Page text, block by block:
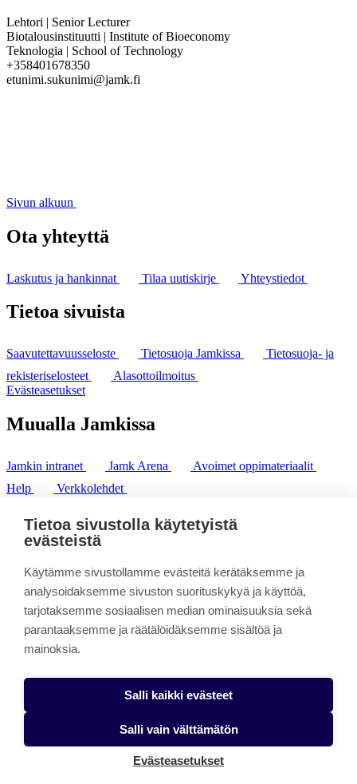
Lehtori | Senior Lecturer
Biotalousinstituutti | Institute of Bioeconomy
Teknologia | School of Technology
+358401678350
etunimi.sukunimi@jamk.fi
Sivun alkuun
Ota yhteyttä
Laskutus ja hankinnat Tilaa uutiskirje Yhteystiedot
Tietoa sivuista
Saavutettavuusseloste Tietosuoja Jamkissa
Tietosuoja- ja
rekisteriselosteet
Alasottoilmoitus
Evästeasetukset
Muualla Jamkissa
Jamkin intranet Jamk Arena
Avoimet oppimateriaalit
Help
Verkkolehdet
puh. +358 20 743 8100
fax. +358 14 449 9694
Tietoa sivustolla käytetyistä
evästeistä
Käytämme sivustollamme evästeitä kerätäksemme ja
analysoidaksemme sivuston suorituskykyä ja käyttöä,
tarjotaksemme sosiaalisen median ominaisuuksia sekä
parantaaksemme ja räätälöidäksemme sisältöä ja
mainoksia.
Salli kaikki evästeet
Salli vain välttämätön
Evästeasetukset